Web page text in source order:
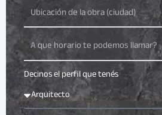
Decinos el perfil que tenés